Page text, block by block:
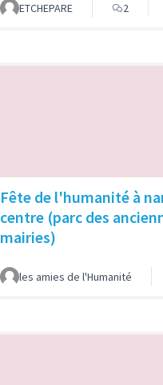
ETCHEPARE 2
Fête de l'humanité à
centre (parc des
mairies)
les amies de l'Humanité